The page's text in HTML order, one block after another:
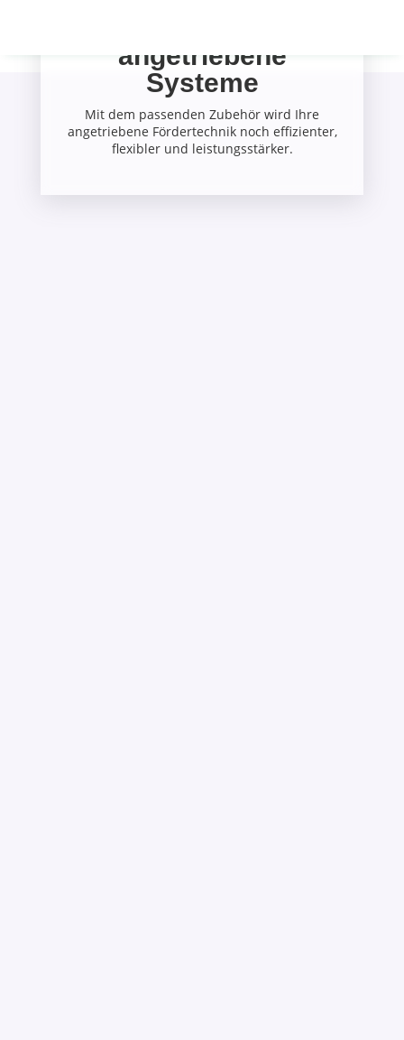
angetriebene
Systeme
Mit dem passenden Zubehör wird Ihre
angetriebene Fördertechnik noch effizienter,
flexibler und leistungsstärker.